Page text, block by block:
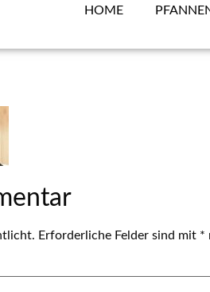
HOME
Erforderliche Felder sind mit *